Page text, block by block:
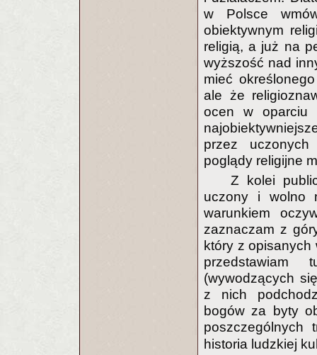
w Polsce
obiektywnym
religią, a już na
wyższość nad
mieć
ale że
ocen w oparciu
przez
poglądy religijne
Z kolei
uczony i wolno
warunkiem
zaznaczam z
który z opisanych
(wywodzących
z nich
bogów za byty
poszczególnych
historia ludzkiej